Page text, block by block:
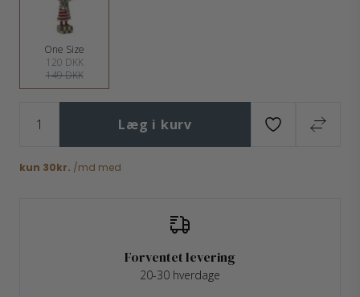
One Size
120 DKK
149 DKK
Læg i kurv
Forventet levering
20-30 hverdage